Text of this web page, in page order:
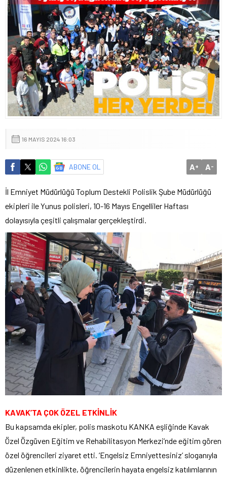
16 MAYIS 2024 16:03
ABONE OL A+ A-
İl Emniyet Müdürlüğü Toplum Destekli Polislik Şube Müdürlüğü
ekipleri ile Yunus polisleri, 10-16 Mayıs Engelliler Haftası
dolayısıyla çeşitli çalışmalar gerçekleştirdi.
KAVAK’TA ÇOK ÖZEL ETKİNLİK
Bu kapsamda ekipler, polis maskotu KANKA eşliğinde Kavak
Özel Özgüven Eğitim ve Rehabilitasyon Merkezi’nde eğitim gören
özel öğrencileri ziyaret etti. ‘Engelsiz Emniyettesiniz’ sloganıyla
düzenlenen etkinlikte, öğrencilerin hayata engelsiz katılımlarının